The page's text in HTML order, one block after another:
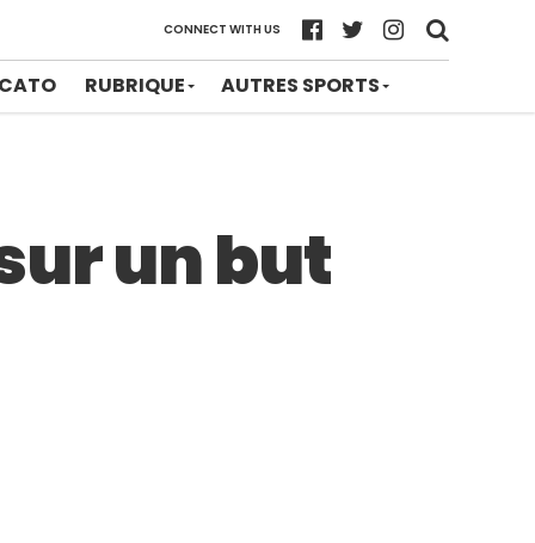
CONNECT WITH US
RUBRIQUE AUTRES SPORTS
un but